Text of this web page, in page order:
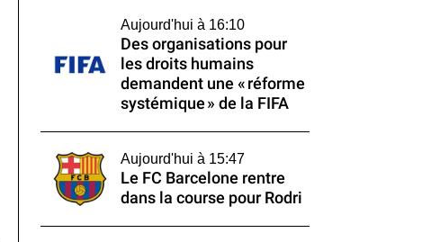
Aujourd'hui à 16:10
Des organisations pour
les droits humains
demandent une « réforme
systémique » de la FIFA
Aujourd'hui à 15:47
Le FC Barcelone rentre
dans la course pour Rodri